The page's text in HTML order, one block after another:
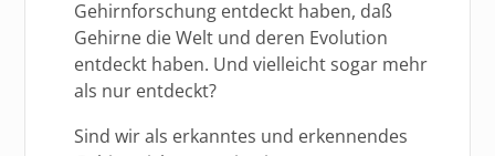
Gehirnforschung entdeckt haben, daß
Gehirne die Welt und deren Evolution
entdeckt haben. Und vielleicht sogar mehr
als nur entdeckt?
Sind wir als erkanntes und erkennendes